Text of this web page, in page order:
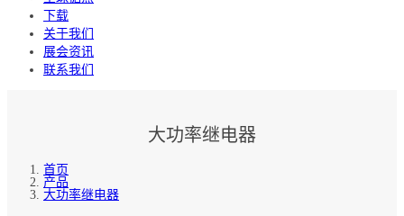
下载
关于我们
展会资讯
联系我们
大功率继电器
首页
产品
大功率继电器